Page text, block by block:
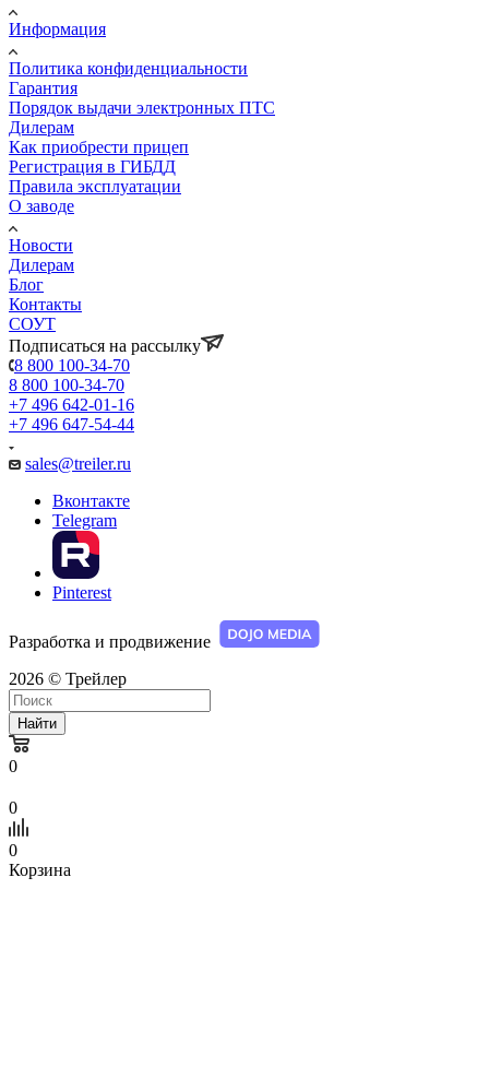
Информация
Политика конфиденциальности
Гарантия
Порядок выдачи электронных ПТС
Дилерам
Как приобрести прицеп
Регистрация в ГИБДД
Правила эксплуатации
О заводе
Новости
Дилерам
Блог
Контакты
СОУТ
Подписаться на рассылку
8 800 100-34-70
8 800 100-34-70
+7 496 642-01-16
+7 496 647-54-44
sales@treiler.ru
Вконтакте
Telegram
Pinterest
Разработка и продвижение
2026 © Трейлер
Найти
0
0
0
Корзина